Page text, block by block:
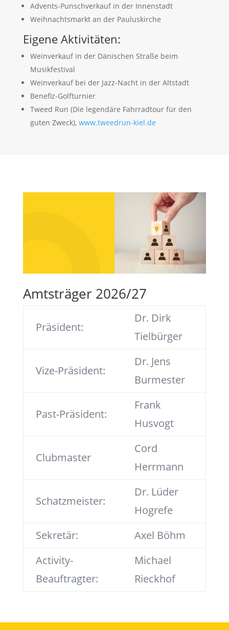
Advents-Punschverkauf in der Innenstadt
Weihnachtsmarkt an der Pauluskirche
Eigene Aktivitäten:
Weinverkauf in der Dänischen Straße beim
Musikfestival
Weinverkauf bei der Jazz-Nacht in der Altstadt
Benefiz-Golfturnier
Tweed Run (Die legendäre Fahrradtour für den
guten Zweck), www.tweedrun-kiel.de
Amtsträger 2026/27
Präsident:
Dr. Dirk
Tielbürger
Vize-Präsident:
Dr. Jens
Burmester
Past-Präsident:
Frank
Husvogt
Clubmaster
Cord
Herrmann
Schatzmeister:
Dr. Lüder
Hogrefe
Sekretär:
Axel Böhm
Activity-
Beauftragter:
Michael
Rieckhof